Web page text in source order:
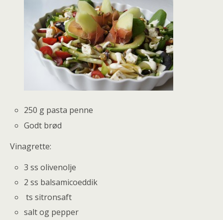
250 g pasta penne
Godt brød
Vinagrette:
3 ss olivenolje
2 ss balsamicoeddik
ts sitronsaft
salt og pepper